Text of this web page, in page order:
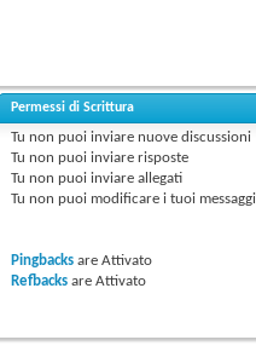
Permessi di Scrittura
Tu non puoi inviare nuove discussioni
Tu non puoi inviare risposte
Tu non puoi inviare allegati
Tu non puoi modificare i tuoi messaggi
Pingbacks areAttivato
Refbacks areAttivato